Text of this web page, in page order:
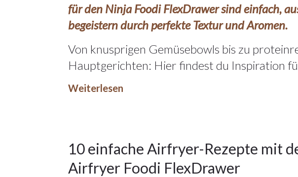
für den Ninja Foodi FlexDrawersind einfach,
begeistern durch perfekte Textur und Aromen.
Von knusprigen Gemüsebowls bis zu
Hauptgerichten: Hier findest du Inspiration
Weiterlesen
8
NOV.
2025
8Nov.
Allgemein,
Hauptspeisen
10 einfache Airfryer-Rezepte mit
Airfryer Foodi FlexDrawer